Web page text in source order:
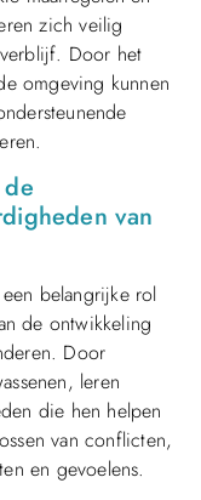
zich veilig
Door het
omgeving kunnen
van
belangrijke rol
de ontwikkeling
Door
leren
die hen helpen
van conflicten,
en gevoelens.